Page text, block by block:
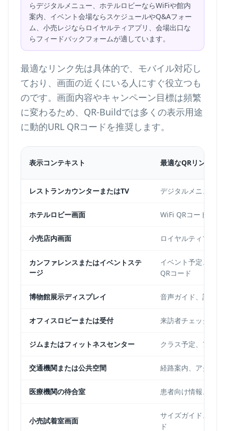
らデジタルメニュー、ホテルロビーならWiFiや館内
案内、イベント会場ならスケジュールやQ&Aフォー
ム、小売レジならロイヤルティアプリ、会場出口な
らフィードバックフォームが適しています。
最適なリンク先は具体的で、モバイル対応し
ており、画面の近くにいる人にすぐ役立つも
のです。画面内容やキャンペーン目標は頻繁
に変わるため、QR-Buildでは多くの表示用途
に動的URL QRコードを推奨します。
表示コンテキスト 最適なQRリンク先
レストランカウンターまたはTV デジタルメニュー
ホテルロビー画面 WiFi QRコード
小売店内画面 ロイヤルティプロ
カンファレンスまたはイベントステ
ージ
イベント予定、登
QRコード
博物館展示ディスプレイ 音声ガイド、詳し
オフィスロビーまたは受付 来訪者チェックイ
ジムまたはフィットネスセンター クラス予定、アプ
交通機関または公共空間 経路案内、アクセ
医療機関の待合室 患者向け情報、予
小売試着室画面
サイズガイド、関
ド